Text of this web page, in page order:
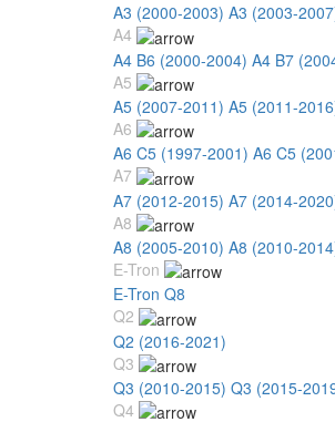
A3 (2000-2003) A3 (2003-
A4
A4 B6 (2000-2004) A4 B7
A5
A5 (2007-2011) A5 (2011-
A6
A6 C5 (1997-2001) A6 C5
A7
A7 (2012-2015) A7 (2014-
A8
A8 (2005-2010) A8 (2010-
E-Tron
E-Tron Q8
Q2
Q2 (2016-2021)
Q3
Q3 (2010-2015) Q3 (2015-
Q4